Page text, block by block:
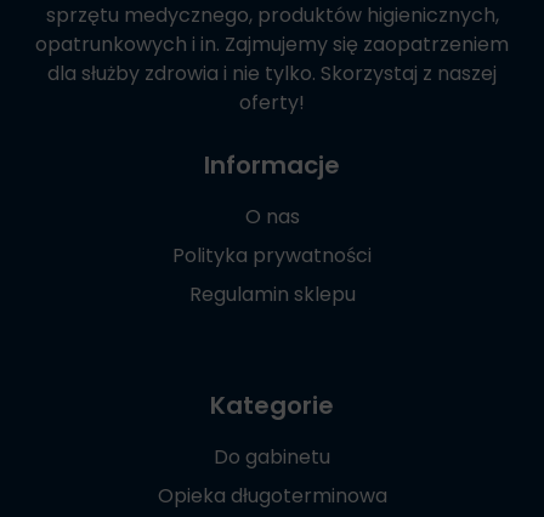
sprzętu medycznego, produktów higienicznych,
opatrunkowych i in. Zajmujemy się zaopatrzeniem
dla służby zdrowia i nie tylko. Skorzystaj z naszej
oferty!
Informacje
O nas
Polityka prywatności
Regulamin sklepu
Kategorie
Do gabinetu
Opieka długoterminowa